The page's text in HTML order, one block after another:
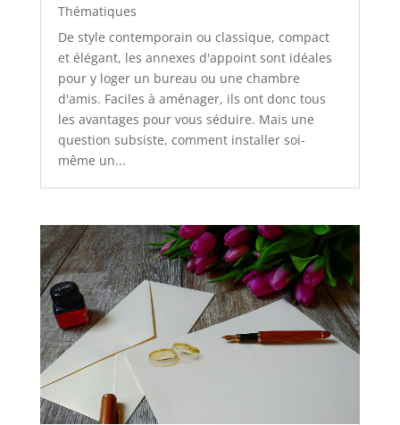
Thématiques
De style contemporain ou classique, compact
et élégant, les annexes d'appoint sont idéales
pour y loger un bureau ou une chambre
d'amis. Faciles à aménager, ils ont donc tous
les avantages pour vous séduire. Mais une
question subsiste, comment installer soi-
même un...